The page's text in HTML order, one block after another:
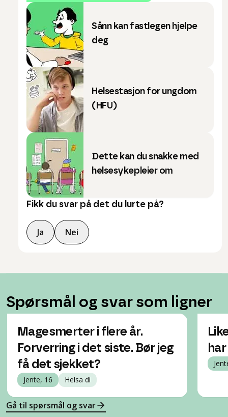
Sånn kan fastlegen hjelpe
deg
Helsestasjon for ungdom
(HFU)
Dette kan du snakke med
helsesykepleier om
Fikk du svar på det du lurte på?
Ja Nei
Spørsmål og svar som ligner
Magesmerter i flere år.
Forverring i det siste. Bør jeg
få det sjekket?
Jente, 16 Helsa di
Gå til spørsmål og svar